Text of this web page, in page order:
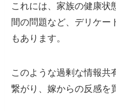
これには、家族の健康状
間の問題など、デリケー
もあります。
このような過剰な情報共
繋がり、嫁からの反感を